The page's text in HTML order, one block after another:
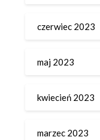
czerwiec 2023
maj 2023
kwiecień 2023
marzec 2023